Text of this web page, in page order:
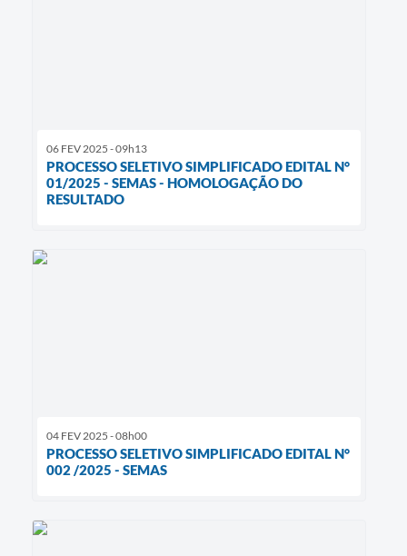
06 FEV 2025 - 09h13
PROCESSO SELETIVO SIMPLIFICADO EDITAL N°
01/2025 - SEMAS - HOMOLOGAÇÃO DO
RESULTADO
04 FEV 2025 - 08h00
PROCESSO SELETIVO SIMPLIFICADO EDITAL N°
002 /2025 - SEMAS